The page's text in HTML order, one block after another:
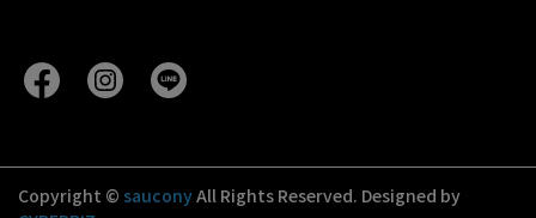
Copyright © sauconyAll Rights Reserved. Designed by